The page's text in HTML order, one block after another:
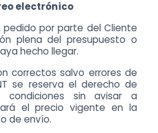
electrónico
por parte del Cliente
plena del presupuesto o
hecho llegar.
correctos salvo errores de
se reserva el derecho de
condiciones sin avisar a
el precio vigente en la
de envío.